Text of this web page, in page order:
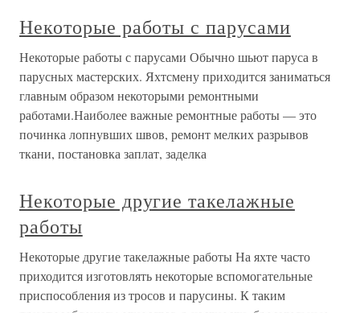
Некоторые работы с парусами
Некоторые работы с парусами Обычно шьют паруса в
парусных мастерских. Яхтсмену приходится заниматься
главным образом некоторыми ремонтными
работами.Наиболее важные ремонтные работы — это
починка лопнувших швов, ремонт мелких разрывов
ткани, постановка заплат, заделка
Некоторые другие такелажные
работы
Некоторые другие такелажные работы На яхте часто
приходится изготовлять некоторые вспомогательные
приспособления из тросов и парусины. К таким